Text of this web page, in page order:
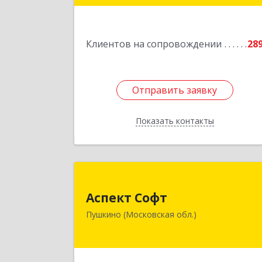
Клиентов на сопровождении
Отправить заявку
Показать контакты
Отправить заявку
Назад
Аспект Софт
Пушкино (Московская обл.)
141205, Московская обл, Пушкинский
р-н, Пушкино г, Московский пр-кт,